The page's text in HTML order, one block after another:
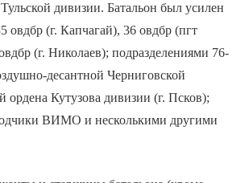
дивизии. Батальон был усилен
овдбр (г. Капчагай), 36 овдбр (пгт
(г. Николаев); подразделениями 76-
десантной Черниговской
ордена Кутузова дивизии (г. Псков);
ВИМО и несколькими другими